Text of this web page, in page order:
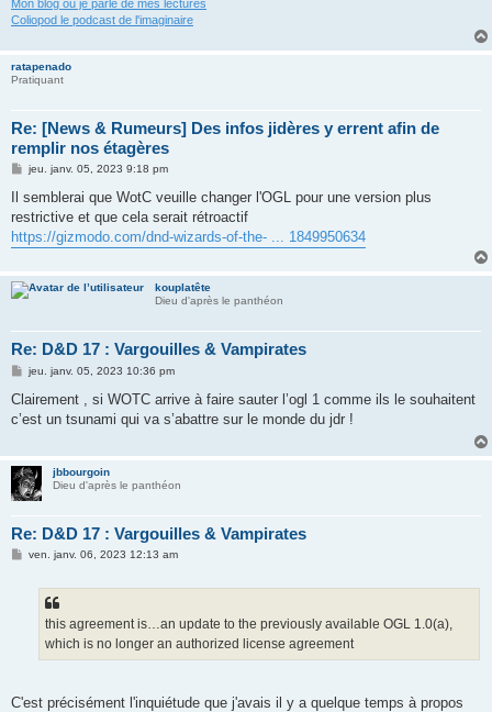
Mon blog ou je parle de mes lectures
Coliopod le podcast de l'imaginaire
ratapenado
Pratiquant
Re: [News & Rumeurs] Des infos jidères y errent afin de
remplir nos étagères
M
s
a
g
e
jeu. janv. 05, 2023 9:18 pm
Il semblerai que WotC veuille changer l'OGL pour une version plus
restrictive et que cela serait rétroactif
https://gizmodo.com/dnd-wizards-of-the- ... 1849950634
kouplatête
Dieu d'après le panthéon
Re: D&D 17 : Vargouilles & Vampirates
M
s
a
jeu. janv. 05, 2023 10:36 pm
Clairement , si WOTC arrive à faire sauter l’ogl 1 comme ils le souhaitent
c’est un tsunami qui va s’abattre sur le monde du jdr !
jbbourgoin
Dieu d'après le panthéon
Re: D&D 17 : Vargouilles & Vampirates
Mven. janv. 06, 2023 12:13 am
this agreement is…an update to the previously available OGL 1.0(a),
which is no longer an authorized license agreement
C'est précisément l'inquiétude que j'avais il y a quelque temps à propos